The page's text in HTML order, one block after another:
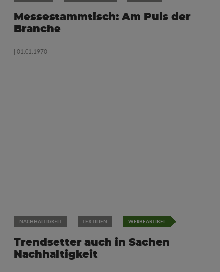
Messestammtisch: Am Puls der
Branche
| 01.01.1970
NACHHALTIGKEIT TEXTILIEN WERBEARTIKEL
Trendsetter auch in Sachen
Nachhaltigkeit